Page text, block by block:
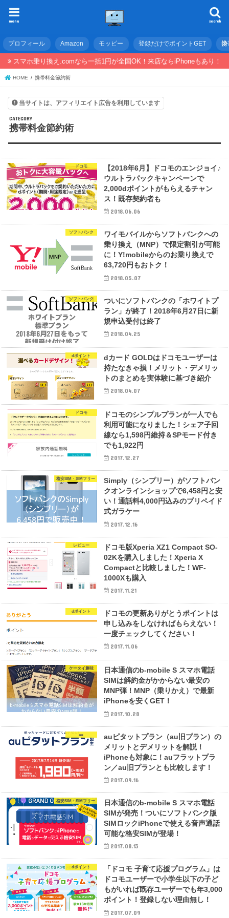
search
menu
プロフィール Amazon モッピー 登録だけでポイントGET 携
スマホ乗り換え.comなら一括1円が全国OK！来店ならiPhoneもあり！
HOME 携帯料金節約術
当サイトは、アフィリエイト広告を利用しています
携帯料金節約術
ドコモ
【2018年6月】ドコモのエンジョイ♪
ウルトラパックキャンペーンで
2,000dポイントがもらえるチャン
ス！既存契約者も
2018.06.06
ソフトバンク
ワイモバイルからソフトバンクへの
乗り換え（MNP）で限定割引が可能
に！Y!mobileからのお乗り換えで
63,720円もおトク！
2018.05.07
ソフトバンク
ついにソフトバンクの「ホワイトプ
ラン」が終了！2018年6月27日に新
規申込受付は終了
2018.04.25
dポイント
dカード GOLDはドコモユーザーは
持たなきゃ損！メリット・デメリッ
トのまとめを実体験に基づき紹介
2018.04.07
ドコモ
ドコモのシンプルプランが一人でも
利用可能になりました！シェア子回
線なら1,598円維持＆SPモード付き
でも1,922円
2017.12.27
格安SIM・SIMフリー
Simply（シンプリー）がソフトバン
クオンラインショップで6,458円と安
い！通話料4,000円込みのプリペイド
式ガラケー
2017.12.16
レビュー
ドコモ版Xperia XZ1 Compact SO-
02Kを購入しました！Xperia X
Compactと比較しました！WF-
1000Xも購入
2017.11.21
dポイント
ドコモの更新ありがとうポイントは
申し込みをしなければもらえない！
一度チェックしてください！
2017.11.06
ケータイ趣味
日本通信のb-mobile S スマホ電話
SIMは解約金がかからない最安の
MNP弾！MNP（乗りかえ）で最新
iPhoneを安くGET！
2017.10.28
au
auピタットプラン（au旧プラン）の
メリットとデメリットを解説！
iPhoneも対象に！auフラットプラ
ン／au旧プランとも比較します！
2017.09.16
格安SIM・SIMフリー
日本通信のb-mobile S スマホ電話
SIMが発売！ついにソフトバンク版
SIMロックiPhoneで使える音声通話
可能な格安SIMが登場！
2017.08.13
dポイント
「ドコモ 子育て応援プログラム」は
ドコモユーザーで小学生以下の子ど
もがいれば既存ユーザーでも年3,000
ポイント！登録しない理由無し！
2017.07.09